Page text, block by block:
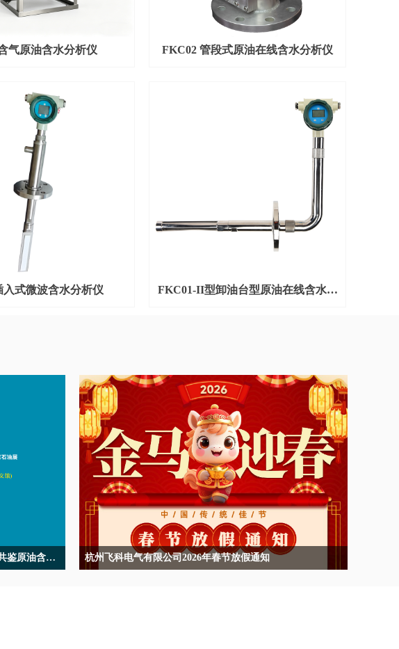
杭州飞科电气邀您相约第二十六届北京展会，共鉴原油含水分析硬核技术 杭州飞科电气有限公司2026年春节放假通知
气原油含水分析仪 FKC02 管段式原油在线含水分析仪
式微波含水分析仪
FKC01-II型卸油台型原油在线含水分